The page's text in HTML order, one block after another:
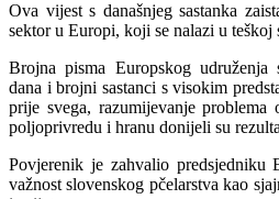
Ova vijest s današnjeg sastanka
sektor u Europi, koji se nalazi u teškoj
Brojna pisma Europskog udruženja
dana i brojni sastanci s visokim
prije svega, razumijevanje
poljoprivredu i hranu donijeli su
Povjerenik je zahvalio predsjedniku
važnost slovenskog pčelarstva kao